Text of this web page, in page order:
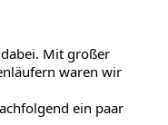
Mit großer
waren wir
ein paar